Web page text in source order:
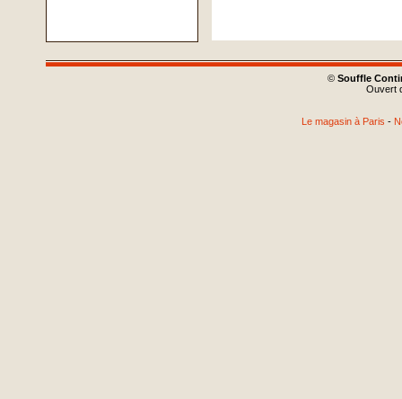
© Souffle
Ouvert
Le magasin à Paris -